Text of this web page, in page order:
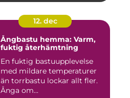
12. dec
Ångbastu hemma: Varm,
fuktig återhämtning
En fuktig bastuupplevelse
med mildare temperaturer
än torrbastu lockar allt fler.
Ånga om...